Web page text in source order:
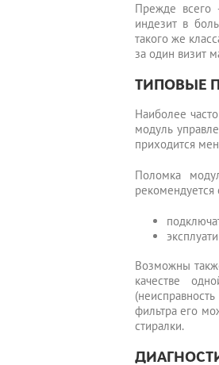
Прежде всего
индезит в
такого же
за один визит
ТИПОВЫЕ
Наиболее
модуль
приходится
Поломка
Возможны
качестве
фильтра его
стиралки.